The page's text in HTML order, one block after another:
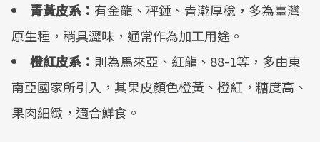
Mute
青黃皮系： 有金龍、秤錘、青漧厚稔，多為臺灣
原生種，稍具澀味，通常作為加工用途。
橙紅皮系： 則為馬來亞、紅龍、88-1等，多由東
南亞國家所引入，其果皮顏色橙黃、橙紅，糖度高、
果肉細緻，適合鮮食。